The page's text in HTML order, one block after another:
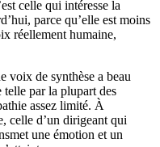
celle qui intéresse la
parce qu’elle est moins
réellement humaine,
voix de synthèse a beau
telle par la plupart des
assez limité. À
celle d’un dirigeant qui
une émotion et un